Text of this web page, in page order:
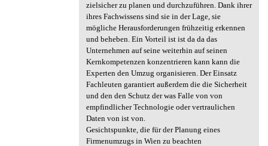
zielsicher zu planen und durchzuführen. Dank ihrer
ihres Fachwissens sind sie in der Lage, sie
mögliche Herausforderungen frühzeitig erkennen
und beheben. Ein Vorteil ist ist da da das
Unternehmen auf seine weiterhin auf seinen
Kernkompetenzen konzentrieren kann kann die
Experten den Umzug organisieren. Der Einsatz
Fachleuten garantiert außerdem die die Sicherheit
und den den Schutz der was Falle von von
empfindlicher Technologie oder vertraulichen
Daten von ist von.
Gesichtspunkte, die für der Planung eines
Firmenumzugs in Wien zu beachten